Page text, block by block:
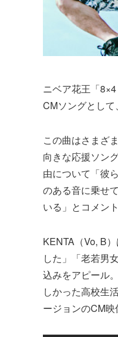
ニベア花王「
CMソングとして
この曲はさまざ
向きな応援ソン
由について「彼
のある音に乗せ
いる」とコメン
KENTA（Vo, B
した」「老若男
込みをアピール
しかった高校生
ージョンのCM映